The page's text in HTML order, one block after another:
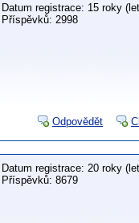
Datum registrace: 15 roky
Příspěvků: 2998
Odpovědět
Datum registrace: 20 roky
Příspěvků: 8679